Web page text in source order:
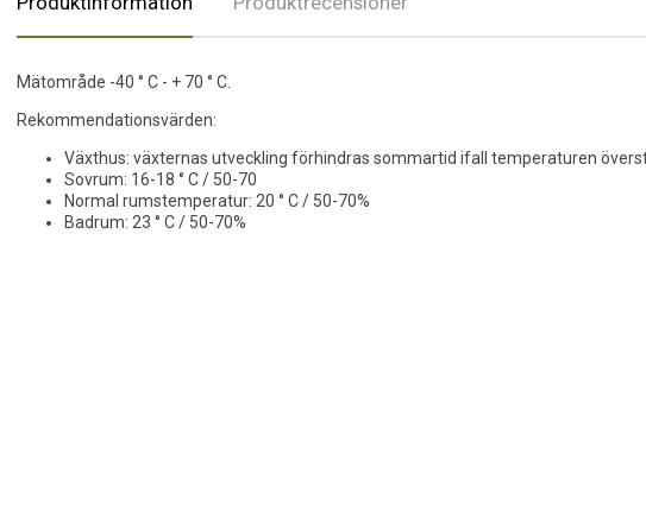
Mätområde -40 ° C - + 70 ° C.
Rekommendationsvärden:
Växthus: växternas utveckling förhindras sommartid ifall temperaturen
Sovrum: 16-18 ° C / 50-70
Normal rumstemperatur: 20 ° C / 50-70%
Badrum: 23 ° C / 50-70%